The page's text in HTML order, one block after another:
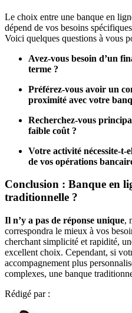
Le choix entre une banque en
dépend de vos besoins
Voici quelques questions à vous
Avez-vous besoin d’un
terme ?
Préférez-vous avoir un
proximité avec votre
Recherchez-vous
faible coût ?
Votre activité nécessite-t-
de vos opérations
Conclusion : Banque en
traditionnelle ?
Il n’y a pas de réponse unique,
correspondra le mieux à vos
cherchant simplicité et rapidité,
excellent choix. Cependant, si
accompagnement plus
complexes, une banque
Rédigé par :